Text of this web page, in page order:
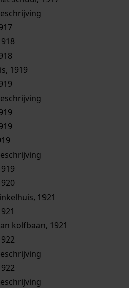
1919
1921
kolfbaan, 1921